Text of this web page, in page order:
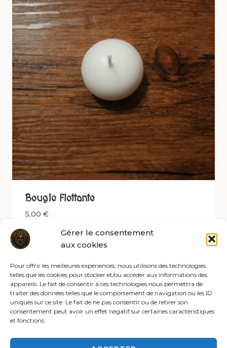
Gérer le consentement
aux cookies
Pour offrir les meilleures expériences, nous utilisons des technologies
telles que les cookies pour stocker et/ou accéder aux informations des
appareils. Le fait de consentir à ces technologies nous permettra de
traiter des données telles que le comportement de navigation ou les ID
uniques sur ce site. Le fait de ne pas consentir ou de retirer son
consentement peut avoir un effet négatif sur certaines caractéristiques
et fonctions.
Bougie Flottante
5,00 €